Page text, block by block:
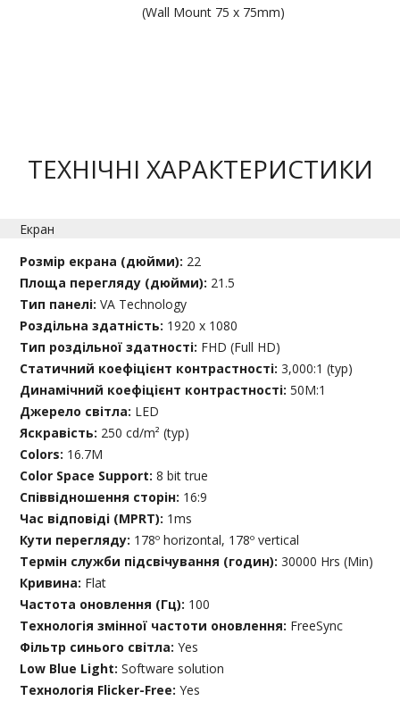
(Wall Mount 75 x 75mm)
ТЕХНІЧНІ ХАРАКТЕРИСТИКИ
Екран
Розмір екрана (дюйми): 22
Площа перегляду (дюйми): 21.5
Тип панелі:VA Technology
Роздільна здатність: 1920 x 1080
Тип роздільної здатності: FHD (Full HD)
Статичний коефіцієнт контрастності:3,000:1 (typ)
Динамічний коефіцієнт контрастності:50M:1
Джерело світла: LED
Яскравість: 250 cd/m² (typ)
Colors: 16.7M
Color Space Support:8 bit true
Співвідношення сторін: 16:9
Час відповіді (MPRT): 1ms
Кути перегляду: 178º horizontal, 178º vertical
Термін служби підсвічування (годин):30000 Hrs (Min)
Кривина: Flat
Частота оновлення (Гц): 100
Технологія змінної частоти оновлення: FreeSync
Фільтр синього світла:Yes
Low Blue Light:Software solution
Технологія Flicker-Free:Yes